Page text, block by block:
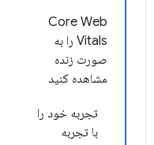
Core Web
Vitals را به
صورت زنده
مشاهده کنید
تجربه خود را
با تجربه